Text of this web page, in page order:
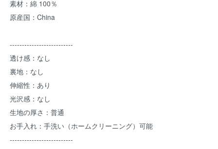
素材：綿 100％
原産国：China
--------------------------
透け感：なし
裏地：なし
伸縮性：あり
光沢感：なし
生地の厚さ：普通
お手入れ：手洗い（ホームクリーニング）可能
--------------------------